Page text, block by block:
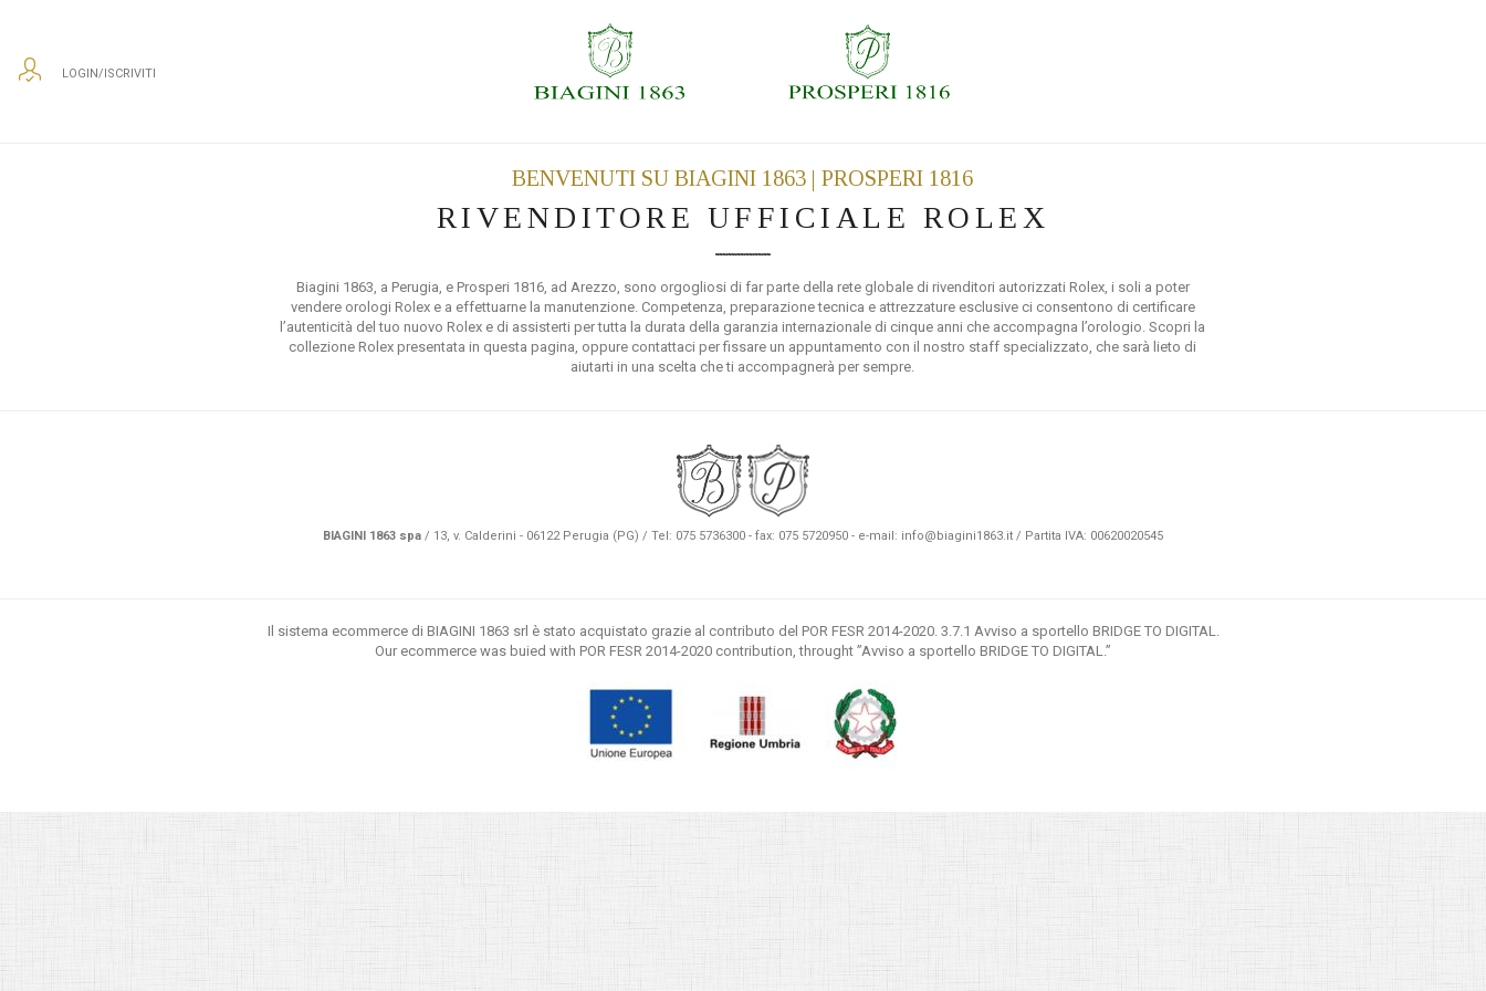
LOGIN/ISCRIVITI
BENVENUTI SU BIAGINI 1863 | PROSPERI 1816
RIVENDITORE UFFICIALE ROLEX
Biagini 1863, a Perugia, e Prosperi 1816, ad Arezzo, sono orgogliosi di far parte della rete globale di rivenditori autorizzati Rolex, i soli a poter
vendere orologi Rolex e a effettuarne la manutenzione. Competenza, preparazione tecnica e attrezzature esclusive ci consentono di certificare
l’autenticità del tuo nuovo Rolex e di assisterti per tutta la durata della garanzia internazionale di cinque anni che accompagna l’orologio. Scopri la
collezione Rolex presentata in questa pagina, oppure contattaci per fissare un appuntamento con il nostro staff specializzato, che sarà lieto di
aiutarti in una scelta che ti accompagnerà per sempre.
BIAGINI 1863 spa/ 13, v. Calderini - 06122 Perugia (PG) / Tel: 075 5736300 - fax: 075 5720950 - e-mail: info@biagini1863.it/ Partita IVA: 00620020545
Il sistema ecommerce di BIAGINI 1863 srl è stato acquistato grazie al contributo del POR FESR 2014-2020. 3.7.1 Avviso a sportello BRIDGE TO DIGITAL.
Our ecommerce was buied with POR FESR 2014-2020 contribution, throught ”Avviso a sportello BRIDGE TO DIGITAL.”